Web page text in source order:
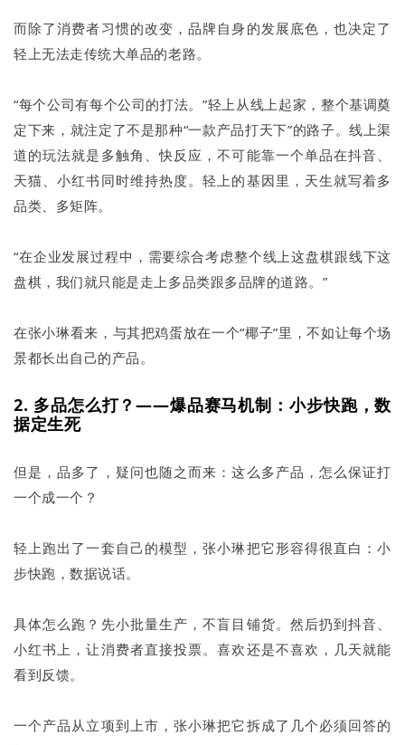
而除了消费者习惯的改变，品牌自身的发展底色，也决定了
轻上无法走传统大单品的老路。
“每个公司有每个公司的打法。”轻上从线上起家，整个基调奠
定下来，就注定了不是那种“一款产品打天下”的路子。线上渠
道的玩法就是多触角、快反应，不可能靠一个单品在抖音、
天猫、小红书同时维持热度。轻上的基因里，天生就写着多
品类、多矩阵。
“在企业发展过程中，需要综合考虑整个线上这盘棋跟线下这
盘棋，我们就只能是走上多品类跟多品牌的道路。”
在张小琳看来，与其把鸡蛋放在一个“椰子”里，不如让每个场
景都长出自己的产品。
2. 多品怎么打？——爆品赛马机制：小步快跑，数
据定生死
但是，品多了，疑问也随之而来：这么多产品，怎么保证打
一个成一个？
轻上跑出了一套自己的模型，张小琳把它形容得很直白：小
步快跑，数据说话。
具体怎么跑？先小批量生产，不盲目铺货。然后扔到抖音、
小红书上，让消费者直接投票。喜欢还是不喜欢，几天就能
看到反馈。
一个产品从立项到上市，张小琳把它拆成了几个必须回答的